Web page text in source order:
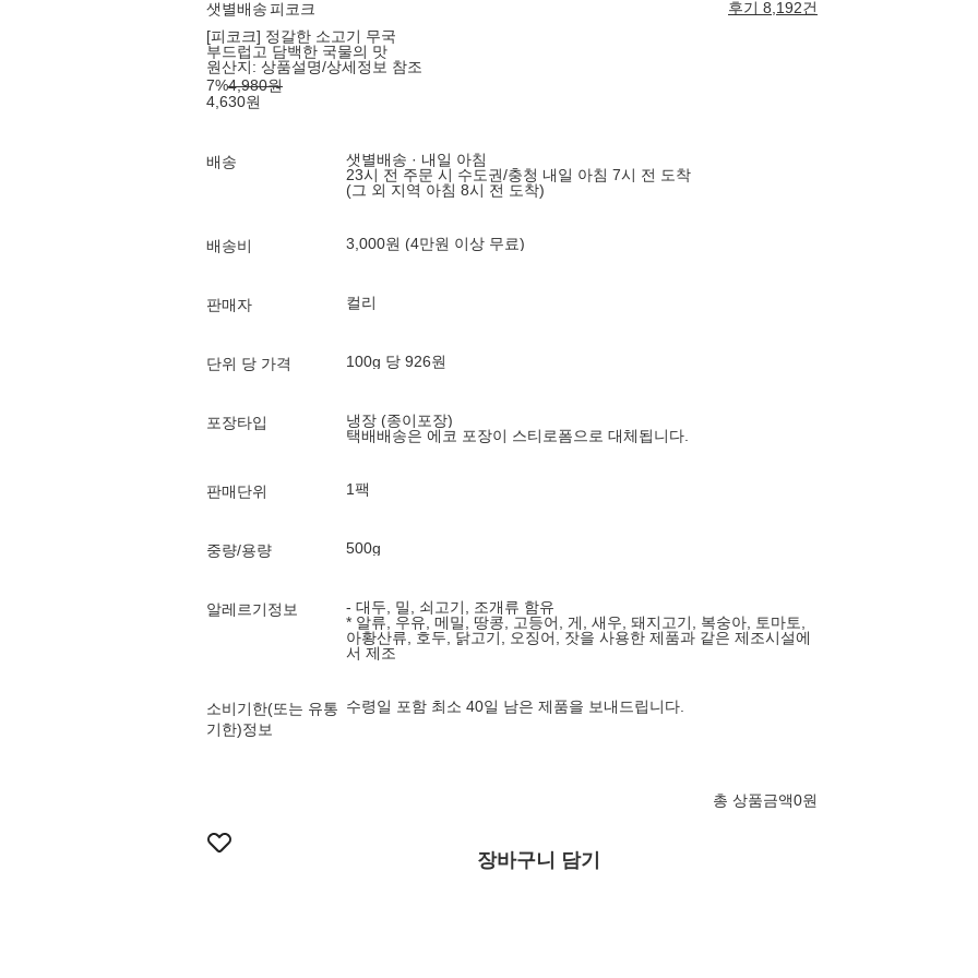
샛별배송피코크
후기 8,192건
[피코크] 정갈한 소고기 무국
부드럽고 담백한 국물의 맛
원산지: 상품설명/상세정보 참조
7%4,980원
4,630원
배송
샛별배송 · 내일 아침
23시 전 주문 시 수도권/충청 내일 아침 7시 전 도착
(그 외 지역 아침 8시 전 도착)
배송비 3,000원 (4만원 이상 무료)
판매자 컬리
단위 당 가격 100g 당 926원
포장타입
냉장 (종이포장)
택배배송은 에코 포장이 스티로폼으로 대체됩니다.
판매단위 1팩
중량/용량 500g
알레르기정보
- 대두, 밀, 쇠고기, 조개류 함유
* 알류, 우유, 메밀, 땅콩, 고등어, 게, 새우, 돼지고기, 복숭아, 토마토,
아황산류, 호두, 닭고기, 오징어, 잣을 사용한 제품과 같은 제조시설에
서 제조
소비기한(또는 유통
기한)정보
수령일 포함 최소 40일 남은 제품을 보내드립니다.
총 상품금액0원
장바구니 담기